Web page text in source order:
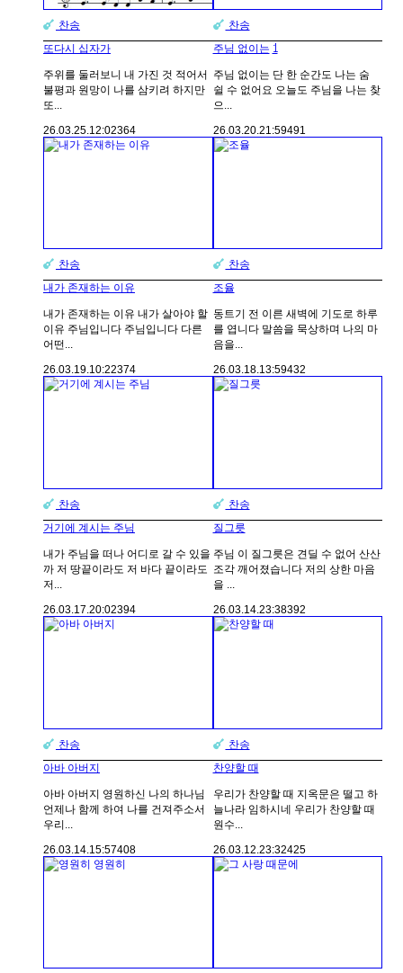
찬송
또다시 십자가
주위를 둘러보니 내 가진 것 적어서
불평과 원망이 나를 삼키려 하지만
또...
26.03.25. 12:02364
찬송
주님 없이는 1
주님 없이는 단 한 순간도 나는 숨
쉴 수 없어요 오늘도 주님을 나는 찾
으...
26.03.20. 21:59491
찬송
내가 존재하는 이유
내가 존재하는 이유 내가 살아야 할
이유 주님입니다 주님입니다 다른
어떤...
26.03.19.10:22374
찬송
조율
동트기 전 이른 새벽에 기도로 하루
를 엽니다 말씀을 묵상하며 나의 마
음을...
26.03.18.13:59432
찬송
거기에 계시는 주님
내가 주님을 떠나 어디로 갈 수 있을
까 저 땅끝이라도 저 바다 끝이라도
저...
26.03.17.20:02394
찬송
질그릇
주님 이 질그릇은 견딜 수 없어 산산
조각 깨어졌습니다 저의 상한 마음
을 ...
26.03.14.23:38392
찬송
아바 아버지
아바 아버지 영원하신 나의 하나님
언제나 함께 하여 나를 건져주소서
우리...
26.03.14. 15:57408
찬송
찬양할 때
우리가 찬양할 때 지옥문은 떨고 하
늘나라 임하시네 우리가 찬양할 때
원수...
26.03.12. 23:32425